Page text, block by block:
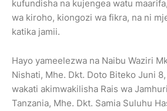
kufundisha na kujengea watu
wa kiroho, kiongozi wa fikra, na ni
katika jamii.
Hayo yameelezwa na Naibu Waziri
Nishati, Mhe. Dkt. Doto Biteko Juni
wakati akimwakilisha Rais wa
Tanzania, Mhe. Dkt. Samia Suluhu